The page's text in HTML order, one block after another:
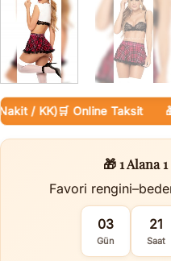
/ KK)🛒 Online Taksit
🎁 1 Alana
Favori
03
Gün
21
Saat